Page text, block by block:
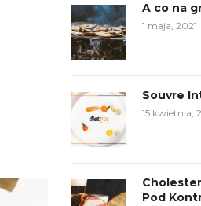
A co na
1 maja, 2021
Souvre
15 kwietnia,
Pod